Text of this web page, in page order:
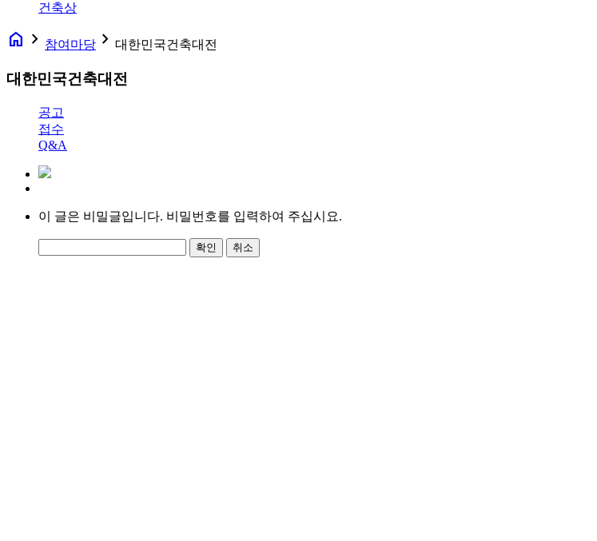
건축상
home navigate_next 참여마당 navigate_next 대한민국건축대전
대한민국건축대전
공고
접수
Q&A
이 글은 비밀글입니다. 비밀번호를 입력하여 주십시요.